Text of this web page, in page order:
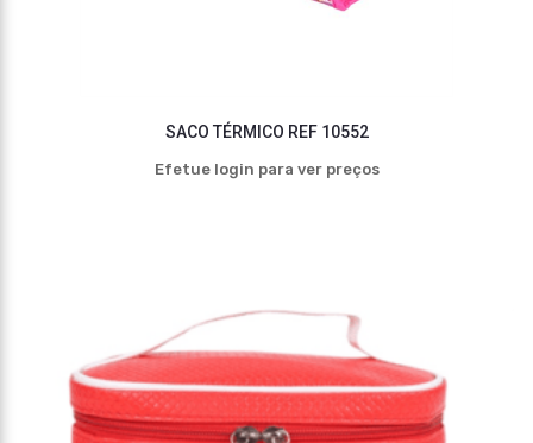
SACO TÉRMICO REF 10552
Efetue login para ver preços